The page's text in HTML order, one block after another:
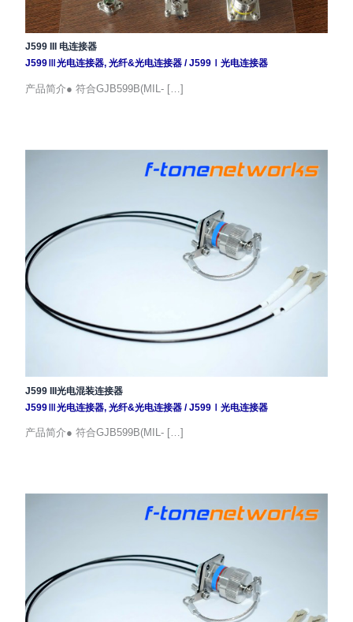
J599 III 电连接器
J599Ⅲ光电连接器, 光纤&光电连接器/J599Ⅰ光电连接器
产品简介● 符合GJB599B(MIL- […]
J599 III光电混装连接器
J599Ⅲ光电连接器, 光纤&光电连接器/J599Ⅰ光电连接器
产品简介● 符合GJB599B(MIL- […]